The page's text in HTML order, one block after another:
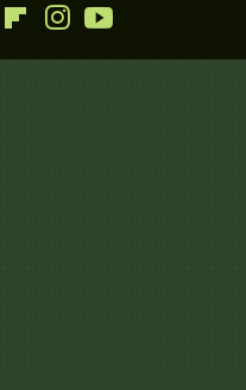
FacebookFlipboardInstagram